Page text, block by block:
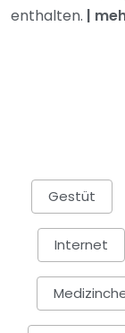
enthalten. |
Gestüt
Internet